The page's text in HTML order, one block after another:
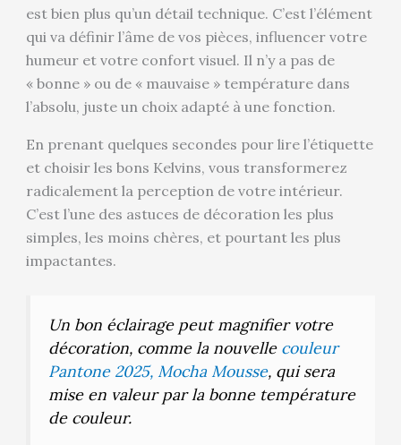
est bien plus qu’un détail technique. C’est l’élément
qui va définir l’âme de vos pièces, influencer votre
humeur et votre confort visuel. Il n’y a pas de
« bonne » ou de « mauvaise » température dans
l’absolu, juste un choix adapté à une fonction.
En prenant quelques secondes pour lire l’étiquette
et choisir les bons Kelvins, vous transformerez
radicalement la perception de votre intérieur.
C’est l’une des astuces de décoration les plus
simples, les moins chères, et pourtant les plus
impactantes.
Un bon éclairage peut magnifier votre
décoration, comme la nouvelle couleur
Pantone 2025, Mocha Mousse, qui sera
mise en valeur par la bonne température
de couleur.